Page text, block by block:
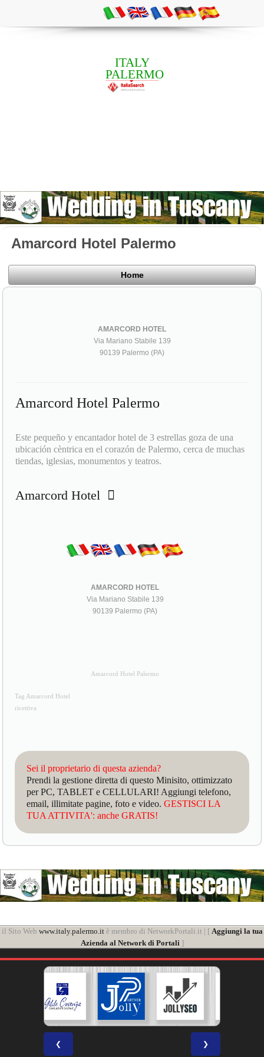
ITALY
PALERMO
Amarcord Hotel Palermo
Home
AMARCORD HOTEL
Via Mariano Stabile 139
90139 Palermo (PA)
Amarcord Hotel Palermo
Este pequeño y encantador hotel de 3 estrellas goza de una
ubicación cèntrica en el corazón de Palermo, cerca de muchas
tiendas, iglesias, monumentos y teatros.
Amarcord Hotel
AMARCORD HOTEL
Via Mariano Stabile 139
90139 Palermo (PA)
Amarcord Hotel Palermo
Tag Amarcord Hotel
ricettiva
Sei il proprietario di questa azienda?
Prendi la gestione diretta di questo Minisito, ottimizzato
per PC, TABLET e CELLULARI! Aggiungi telefono,
email, illimitate pagine, foto e video.GESTISCI LA
TUA ATTIVITA': anche GRATIS!
il Sito Web www.italy.palermo.itè membro di NetworkPortali.it | [ Aggiungi la tua
Azienda al Network di Portali]
❮ ❯